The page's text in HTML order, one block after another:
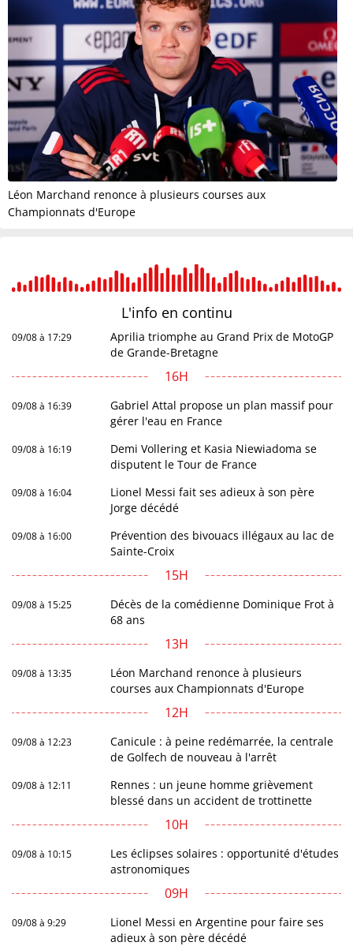
Léon Marchand renonce à plusieurs courses aux
Championnats d'Europe
L'info en continu
09/08 à 17:29
Aprilia triomphe au Grand Prix de MotoGP
de Grande-Bretagne
16H
09/08 à 16:39
Gabriel Attal propose un plan massif pour
gérer l'eau en France
09/08 à 16:19
Demi Vollering et Kasia Niewiadoma se
disputent le Tour de France
09/08 à 16:04
Lionel Messi fait ses adieux à son père
Jorge décédé
09/08 à 16:00
Prévention des bivouacs illégaux au lac de
Sainte-Croix
15H
09/08 à 15:25
Décès de la comédienne Dominique Frot à
68 ans
13H
09/08 à 13:35
Léon Marchand renonce à plusieurs
courses aux Championnats d'Europe
12H
09/08 à 12:23
Canicule : à peine redémarrée, la centrale
de Golfech de nouveau à l'arrêt
09/08 à 12:11
Rennes : un jeune homme grièvement
blessé dans un accident de trottinette
10H
09/08 à 10:15
Les éclipses solaires : opportunité d'études
astronomiques
09H
09/08 à 9:29
Lionel Messi en Argentine pour faire ses
adieux à son père décédé